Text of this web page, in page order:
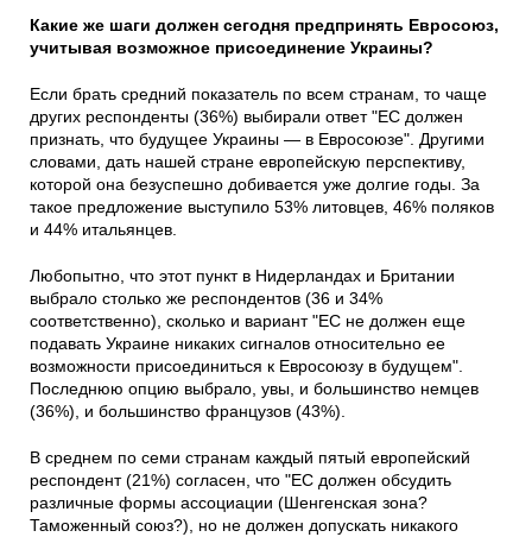
Какие же шаги должен сегодня предпринять Евросоюз,
учитывая возможное присоединение Украины?
Если брать средний показатель по всем странам, то чаще
других респонденты (36%) выбирали ответ "ЕС должен
признать, что будущее Украины — в Евросоюзе". Другими
словами, дать нашей стране европейскую перспективу,
которой она безуспешно добивается уже долгие годы. За
такое предложение выступило 53% литовцев, 46% поляков
и 44% итальянцев.
Любопытно, что этот пункт в Нидерландах и Британии
выбрало столько же респондентов (36 и 34%
соответственно), сколько и вариант "ЕС не должен еще
подавать Украине никаких сигналов относительно ее
возможности присоединиться к Евросоюзу в будущем".
Последнюю опцию выбрало, увы, и большинство немцев
(36%), и большинство французов (43%).
В среднем по семи странам каждый пятый европейский
респондент (21%) согласен, что "ЕС должен обсудить
различные формы ассоциации (Шенгенская зона?
Таможенный союз?), но не должен допускать никакого